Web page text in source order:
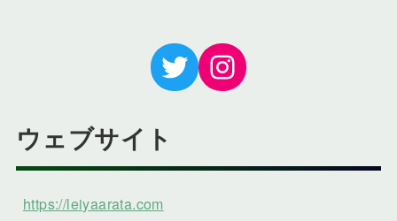
TwitterInstagram
ウェブサイト
https://leiyaarata.com